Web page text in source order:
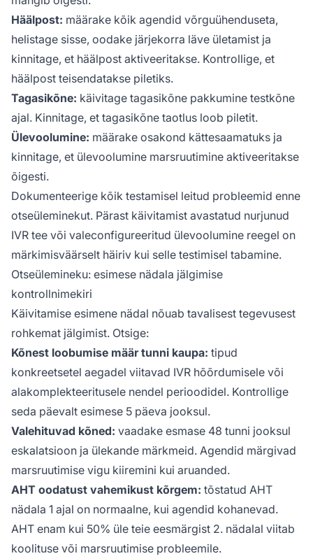
Häälpost: määrake kõik agendid võrguühenduseta,
helistage sisse, oodake järjekorra läve ületamist ja
kinnitage, et häälpost aktiveeritakse. Kontrollige, et
häälpost teisendatakse piletiks.
Tagasikõne: käivitage tagasikõne pakkumine testkõne
ajal. Kinnitage, et tagasikõne taotlus loob piletit.
Ülevoolumine: määrake osakond kättesaamatuks ja
kinnitage, et ülevoolumine marsruutimine aktiveeritakse
õigesti.
Dokumenteerige kõik testamisel leitud probleemid enne
otseüleminekut. Pärast käivitamist avastatud nurjunud
IVR tee või valeconfigureeritud ülevoolumine reegel on
märkimisväärselt häiriv kui selle testimisel tabamine.
Otseülemineku: esimese nädala jälgimise
kontrollnimekiri
Käivitamise esimene nädal nõuab tavalisest tegevusest
rohkemat jälgimist. Otsige:
Kõnest loobumise määr tunni kaupa: tipud
konkreetsetel aegadel viitavad IVR hõõrdumisele või
alakomplekteeritusele nendel perioodidel. Kontrollige
seda päevalt esimese 5 päeva jooksul.
Valehituvad kõned: vaadake esmase 48 tunni jooksul
eskalatsioon ja ülekande märkmeid. Agendid märgivad
marsruutimise vigu kiiremini kui aruanded.
AHT oodatust vahemikust kõrgem: tõstatud AHT
nädala 1 ajal on normaalne, kui agendid kohanevad.
AHT enam kui 50% üle teie eesmärgist 2. nädalal viitab
koolituse või marsruutimise probleemile.